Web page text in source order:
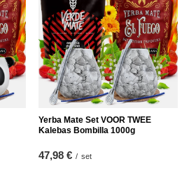
Yerba Mate Set VOOR TWEE
Kalebas Bombilla 1000g
47,98 € / set